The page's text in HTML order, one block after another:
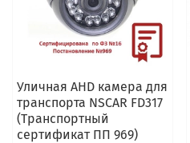
Уличная AHD камера для
транспорта NSCAR FD317
(Транспортный
сертификат ПП 969)